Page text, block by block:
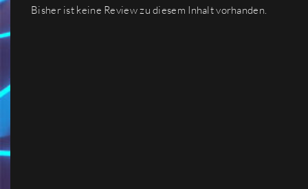
Bisher ist keine Review zu diesem Inhalt vorhanden.